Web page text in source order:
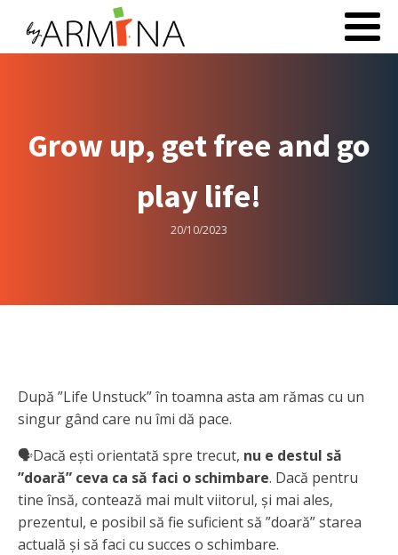
Grow up, get free and go
play life!
20/10/2023
După ”Life Unstuck” în toamna asta am rămas cu un
singur gând care nu îmi dă pace.
🗣Dacă ești orientată spre trecut, nu e destul să
”doară” ceva ca să faci o schimbare. Dacă pentru
tine însă, contează mai mult viitorul, și mai ales,
prezentul, e posibil să fie suficient să ”doară” starea
actuală și să faci cu succes o schimbare.